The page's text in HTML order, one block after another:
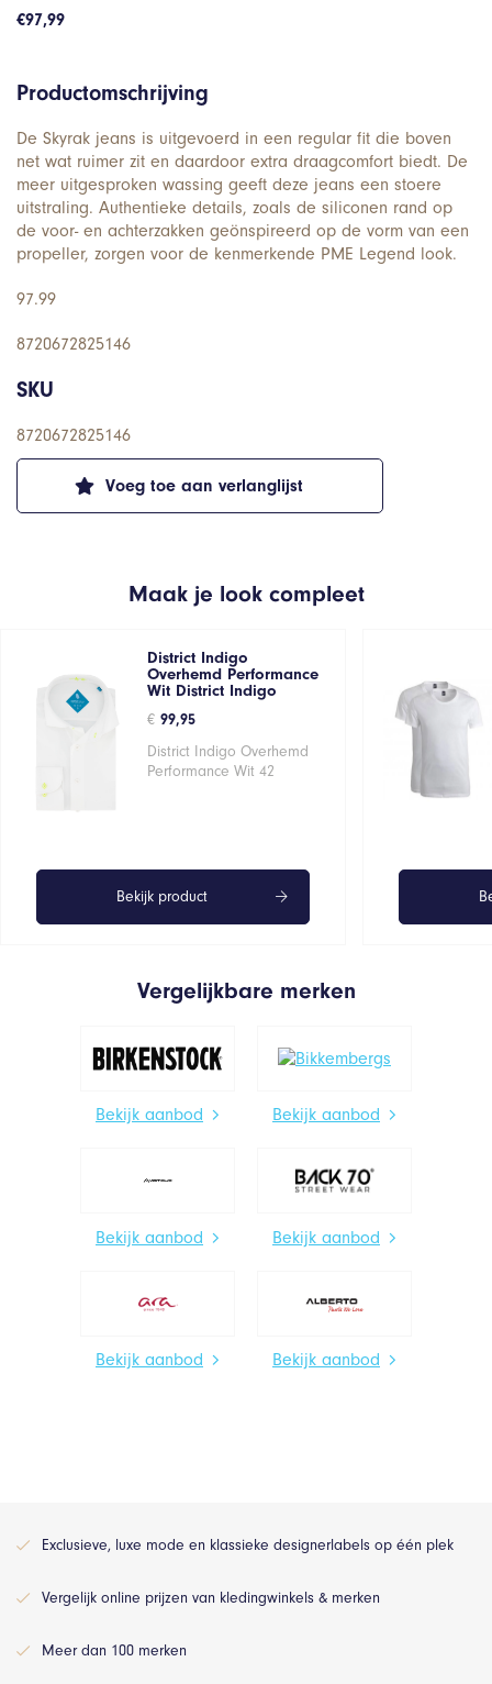
€97,99
Voeg toe aan verlanglijst
Productomschrijving
De Skyrak jeans is uitgevoerd in een regular fit die boven
net wat ruimer zit en daardoor extra draagcomfort biedt. De
meer uitgesproken wassing geeft deze jeans een stoere
uitstraling. Authentieke details, zoals de siliconen rand op
de voor- en achterzakken geönspireerd op de vorm van een
propeller, zorgen voor de kenmerkende PME Legend look.
97.99
8720672825146
SKU
8720672825146
Maak je look compleet
District Indigo
Overhemd Performance
Wit District Indigo
€ 99,95
District Indigo Overhemd
Performance Wit 42
Bekijk product
Vergelijkbare merken
Bekijk aanbod Bekijk aanbod
Bekijk aanbod Bekijk aanbod
Bekijk aanbod Bekijk aanbod
Exclusieve, luxe mode en klassieke designerlabels op één plek
Vergelijk online prijzen van kledingwinkels & merken
Meer dan 100 merken